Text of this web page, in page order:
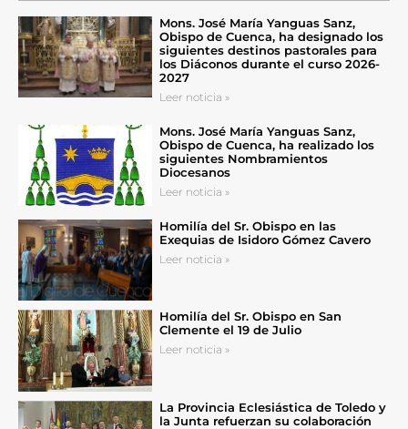
Mons. José María Yanguas Sanz,
Obispo de Cuenca, ha designado los
siguientes destinos pastorales para
los Diáconos durante el curso 2026-
2027
Leer noticia »
Mons. José María Yanguas Sanz,
Obispo de Cuenca, ha realizado los
siguientes Nombramientos
Diocesanos
Leer noticia »
Homilía del Sr. Obispo en las
Exequias de Isidoro Gómez Cavero
Leer noticia »
Homilía del Sr. Obispo en San
Clemente el 19 de Julio
Leer noticia »
La Provincia Eclesiástica de Toledo y
la Junta refuerzan su colaboración